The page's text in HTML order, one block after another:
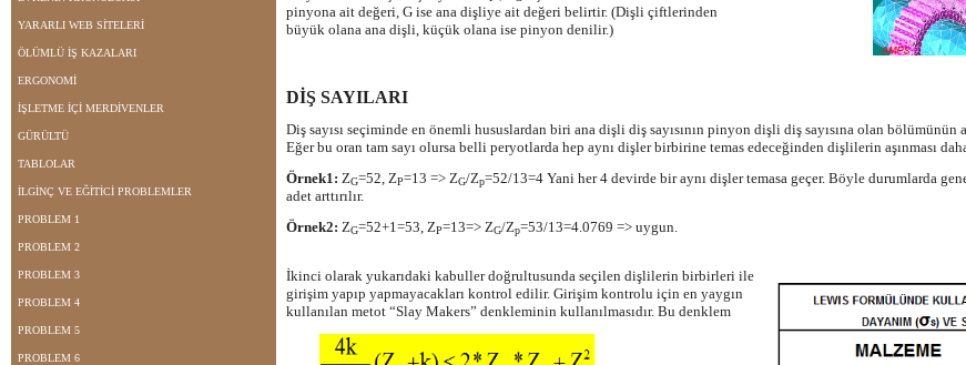
YARARLI WEB SİTELERİ
ÖLÜMLÜ İŞ KAZALARI
ERGONOMİ
İŞLETME İÇİ MERDİVENLER
GÜRÜLTÜ
TABLOLAR
İLGİNÇ VE EĞİTİCİ PROBLEMLER
PROBLEM 1
PROBLEM 2
PROBLEM 3
PROBLEM 4
PROBLEM 5
PROBLEM 6
pinyona ait değeri, G ise ana dişliye ait değeri belirtir. (Dişli çiftlerinden
büyük olana ana dişli, küçük olana ise pinyon denilir.)
DİŞ SAYILARI
Diş sayısı seçiminde en önemli hususlardan biri ana dişli diş sayısının pinyon dişli diş sayısına olan bölümünün
Eğer bu oran tam sayı olursa belli peryotlarda hep aynı dişler birbirine temas edeceğinden dişlilerin aşınması
Örnek1: ZG=52, ZP=13 => ZG/Zp=52/13=4 Yani her 4 devirde bir aynı dişler temasa geçer. Böyle durumlarda
adet arttırılır.
Örnek2: ZG=52+1=53, ZP=13=> ZG/Zp=53/13=4.0769 => uygun.
İkinci olarak yukarıdaki kabuller doğrultusunda seçilen dişlilerin birbirleri ile
girişim yapıp yapmayacakları kontrol edilir. Girişim kontrolu için en yaygın
kullanılan metot “Slay Makers” denkleminin kullanılmasıdır. Bu denklem